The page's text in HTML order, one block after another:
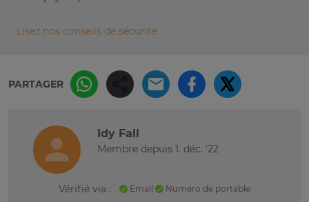
Lisez nos conseils de sécurité
PARTAGER
Idy Fall
Membre depuis 1. déc. '22
Vérifié via : Email Numéro de portable